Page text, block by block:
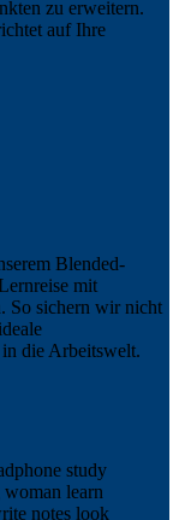
zu erweitern.
auf Ihre
Blended-
mit
So sichern wir nicht
die Arbeitswelt.